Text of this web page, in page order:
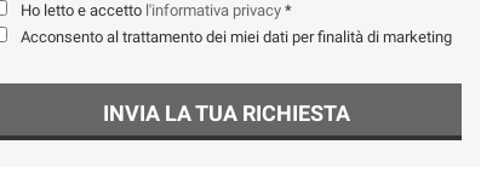
Ho letto e accetto l'informativa privacy *
Acconsento al trattamento dei miei dati per finalità di marketing
INVIA LA TUA RICHIESTA